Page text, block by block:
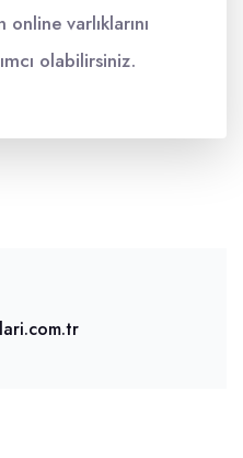
varlıklarını
olabilirsiniz.